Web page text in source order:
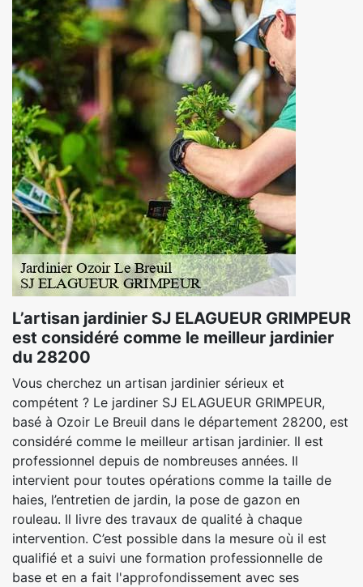
L’artisan jardinier SJ ELAGUEUR GRIMPEUR
est considéré comme le meilleur jardinier
du 28200
Vous cherchez un artisan jardinier sérieux et
compétent ? Le jardiner SJ ELAGUEUR GRIMPEUR,
basé à Ozoir Le Breuil dans le département 28200, est
considéré comme le meilleur artisan jardinier. Il est
professionnel depuis de nombreuses années. Il
intervient pour toutes opérations comme la taille de
haies, l’entretien de jardin, la pose de gazon en
rouleau. Il livre des travaux de qualité à chaque
intervention. C’est possible dans la mesure où il est
qualifié et a suivi une formation professionnelle de
base et en a fait l'approfondissement avec ses